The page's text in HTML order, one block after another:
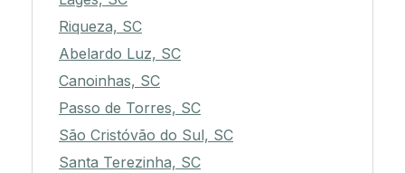
Riqueza, SC
Abelardo Luz, SC
Canoinhas, SC
Passo de Torres, SC
São Cristóvão do Sul, SC
Santa Terezinha, SC